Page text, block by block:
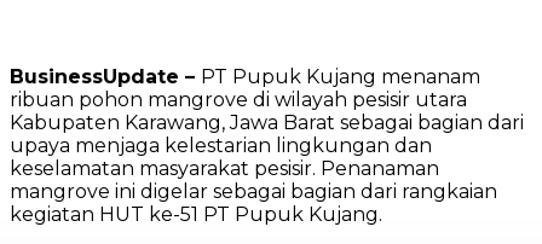
BusinessUpdate – PT Pupuk Kujang menanam
ribuan pohon mangrove di wilayah pesisir utara
Kabupaten Karawang, Jawa Barat sebagai bagian dari
upaya menjaga kelestarian lingkungan dan
keselamatan masyarakat pesisir. Penanaman
mangrove ini digelar sebagai bagian dari rangkaian
kegiatan HUT ke-51 PT Pupuk Kujang.